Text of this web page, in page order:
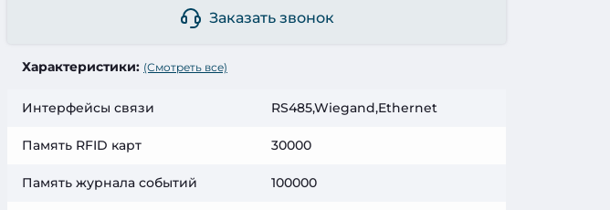
Заказать звонок
Характеристики: (Смотреть все)
Интерфейсы связи RS485,Wiegand,Ethernet
Память RFID карт 30000
Память журнала событий 100000